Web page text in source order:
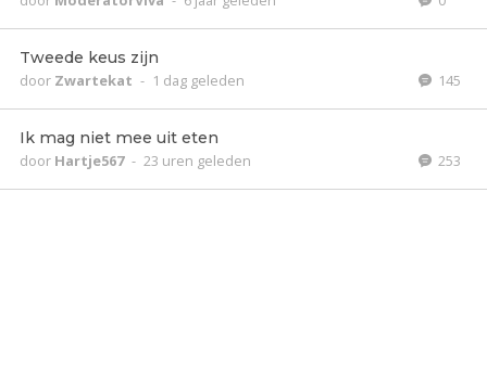
Tweede keus zijn
door Zwartekat - 1 dag geleden 145
Ik mag niet mee uit eten
door Hartje567 - 23 uren geleden 253